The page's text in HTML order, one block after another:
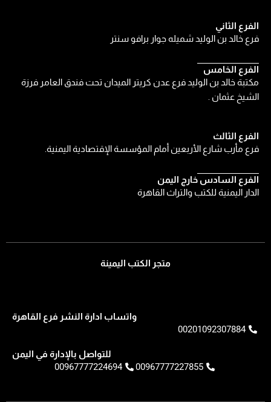
الفرع الثالث
فرع مأرب شارع الأربعين أمام المؤسسة الإقتصادية اليمنية.
الفرع السادس خارج اليمن
الدار اليمنية للكتب والتراث القاهرة
الفرع الثاني
فرع خالد بن الوليد شميله جوار برافو سنتر
الفرع الخامس
مكتبة خالد بن الوليد فرع عدن كريتر الميدان تحت فندق العامر فرزة
الشيخ عثمان .
متجر الكتب اليمينة
واتساب ادارة النشر فرع القاهرة
00201092307884
للتواصل بالإدارة في اليمن
00967777227855
00967777224694